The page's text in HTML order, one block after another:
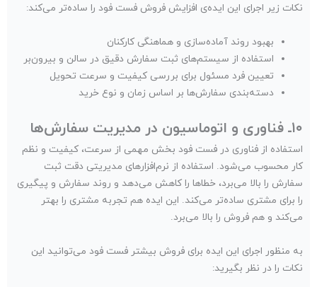
نکات زیر اجرای این ایده‌ی افزایش فروش فست فود را ساده‌تر می‌کند:
بهبود روند آماده‌سازی و هماهنگی کارکنان
استفاده از سیستم‌های ثبت سفارش دقیق در سالن و بیرون‌بر
تعیین فرد مسئول برای بررسی کیفیت و سرعت تحویل
دسته‌بندی سفارش‌ها بر اساس زمان و نوع خرید
۱۰ـ فناوری و اتوماسیون در مدیریت سفارش‌ها
استفاده از فناوری در فست فود بخش مهمی از سرعت، کیفیت و نظم
کار محسوب می‌شود. استفاده از نرم‌افزارهای مدیریتی دقت ثبت
سفارش را بالا می‌برد، خطاها را کاهش می‌دهد و روند سفارش و پیگیری
را برای مشتری ساده‌تر می‌کند. این ایده هم تجربه مشتری را بهتر
می‌کند و هم فروش را بالا می‌برد.
به منظور اجرای این ایده برای فروش بیشتر فست فود می‌توانید این
نکات را در نظر بگیرید: